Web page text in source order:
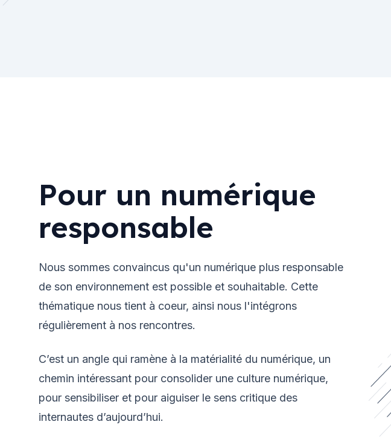
Pour un numérique
responsable
Nous sommes convaincus qu'un numérique plus responsable
de son environnement est possible et souhaitable. Cette
thématique nous tient à coeur, ainsi nous l'intégrons
régulièrement à nos rencontres.
C’est un angle qui ramène à la matérialité du numérique, un
chemin intéressant pour consolider une culture numérique,
pour sensibiliser et pour aiguiser le sens critique des
internautes d’aujourd’hui.